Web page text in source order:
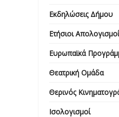
Εκδηλώσεις Δήμου
Ετήσιοι Απολογισμοί
Ευρωπαϊκά
Θεατρική Ομάδα
Θερινός
Ισολογισμοί